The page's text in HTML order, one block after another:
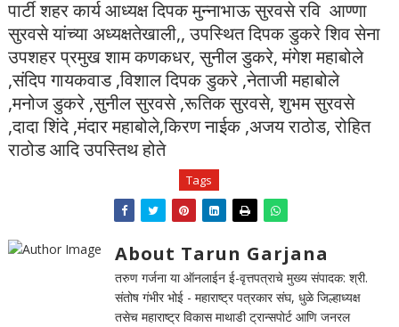
पार्टी शहर कार्य आध्यक्ष दिपक मुन्नाभाऊ सुरवसे रवि आण्णा
सुरवसे यांच्या अध्यक्षतेखाली,, उपस्थित दिपक डुकरे शिव सेना
उपशहर प्रमुख शाम कणकधर, सुनील डुकरे, मंगेश महाबोले
,संदिप गायकवाड ,विशाल दिपक डुकरे ,नेताजी महाबोले
,मनोज डुकरे ,सुनील सुरवसे ,रूतिक सुरवसे, शुभम सुरवसे
,दादा शिंदे ,मंदार महाबोले,किरण नाईक ,अजय राठोड, रोहित
राठोड आदि उपस्तिथ होते
Tags
About Tarun Garjana
तरुण गर्जना या ऑनलाईन ई-वृत्तपत्राचे मुख्य संपादक: श्री.
संतोष गंभीर भोई - महाराष्ट्र पत्रकार संघ, धुळे जिल्हाध्यक्ष
तसेच महाराष्ट्र विकास माथाडी ट्रान्सपोर्ट आणि जनरल